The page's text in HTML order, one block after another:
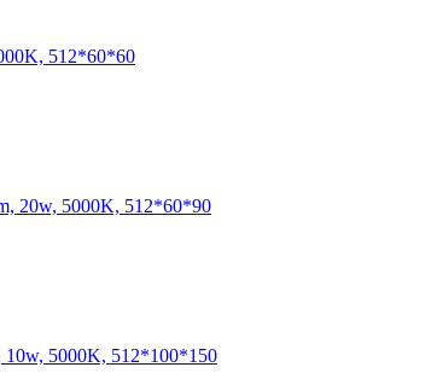
512*60*60
20w, 5000K, 512*60*90
5000K, 512*100*150